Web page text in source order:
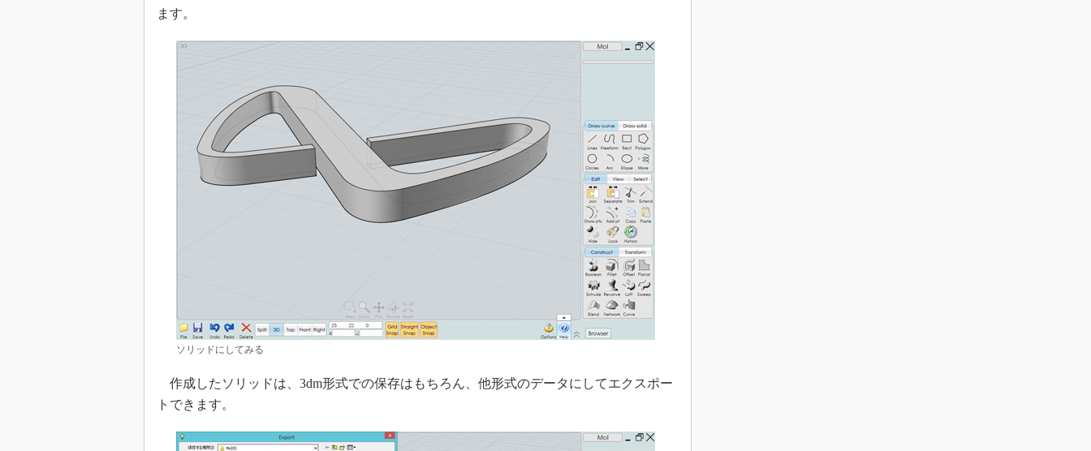
ます。
ソリッドにしてみる
作成したソリッドは、3dm形式での保存はもちろん、他形式のデータにしてエクスポー
トできます。